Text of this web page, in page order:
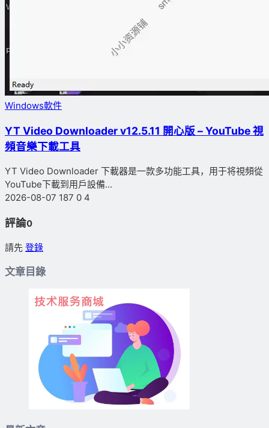
Windows軟件
YT Video Downloader v12.5.11 開心版 – YouTube 視
頻音樂下載工具
YT Video Downloader 下載器是一款多功能工具，用于将視頻從
YouTube下載到用戶設備...
2026-08-07 187 0 4
評論0
請先 登錄
文章目錄